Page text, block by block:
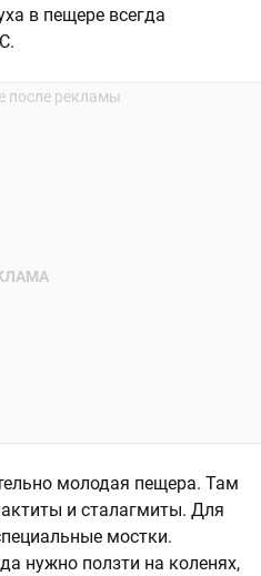
в пещере всегда
молодая пещера. Там
и сталагмиты. Для
мостки.
нужно ползти на коленях,